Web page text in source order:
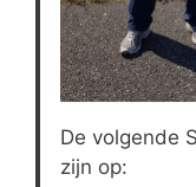
De volgende
zijn op: